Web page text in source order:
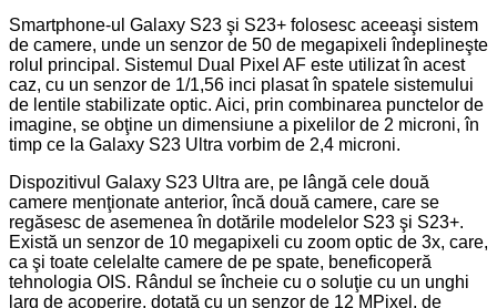
Smartphone-ul Galaxy S23 şi S23+ folosesc aceeaşi sistem
de camere, unde un senzor de 50 de megapixeli îndeplineşte
rolul principal. Sistemul Dual Pixel AF este utilizat în acest
caz, cu un senzor de 1/1,56 inci plasat în spatele sistemului
de lentile stabilizate optic. Aici, prin combinarea punctelor de
imagine, se obţine un dimensiune a pixelilor de 2 microni, în
timp ce la Galaxy S23 Ultra vorbim de 2,4 microni.
Dispozitivul Galaxy S23 Ultra are, pe lângă cele două
camere menţionate anterior, încă două camere, care se
regăsesc de asemenea în dotările modelelor S23 şi S23+.
Există un senzor de 10 megapixeli cu zoom optic de 3x, care,
ca şi toate celelalte camere de pe spate, beneficoperă
tehnologia OIS. Rândul se încheie cu o soluţie cu un unghi
larg de acoperire, dotată cu un senzor de 12 MPixel, de